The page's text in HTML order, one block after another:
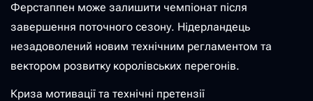
Ферстаппен може залишити чемпіонат після
завершення поточного сезону. Нідерландець
незадоволений новим технічним регламентом та
вектором розвитку королівських перегонів.
Криза мотивації та технічні претензії